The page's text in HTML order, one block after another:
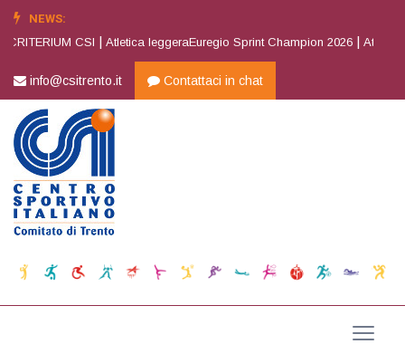
NEWS:
CSI |Atletica leggeraEuregio Sprint Champion 2026 |Atletica
info@csitrento.it Contattaci in chat